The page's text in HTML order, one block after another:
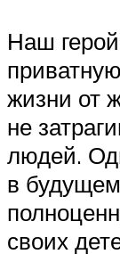
Наш
жизни от
не
людей.
в
своих